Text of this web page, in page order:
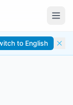
to English